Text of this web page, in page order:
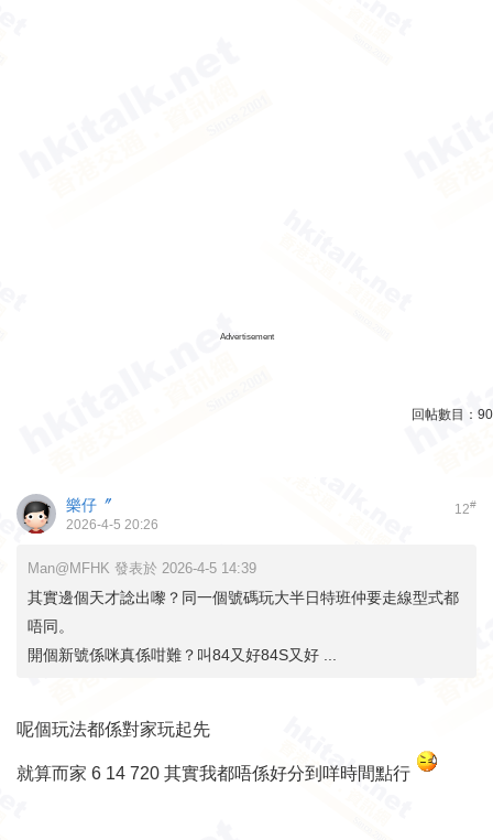
Advertisement
回帖數目： 90
12#
樂仔〞
2026-4-5 20:26
Man@MFHK 發表於 2026-4-5 14:39
其實邊個天才諗出嚟？同一個號碼玩大半日特班仲要走線型式都
唔同。
開個新號係咪真係咁難？叫84又好84S又好 ...
呢個玩法都係對家玩起先
就算而家 6 14 720 其實我都唔係好分到咩時間點行